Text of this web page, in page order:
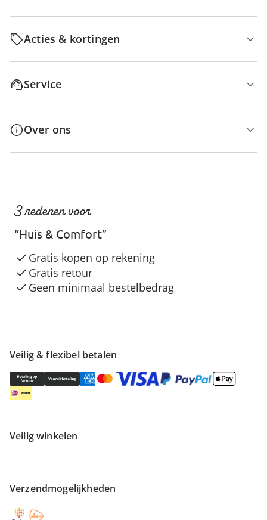
Acties & kortingen
Service
Over ons
Veilig & flexibel betalen
Veilig winkelen
Verzendmogelijkheden
3 redenen voor
“Huis & Comfort”
Gratis kopen op rekening
Gratis retour
Geen minimaal bestelbedrag